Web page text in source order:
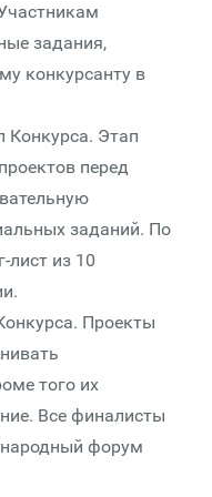
задания,
конкурсанту в
Этап
перед
заданий. По
лист из 10
Проекты
того их
Все финалисты
форум